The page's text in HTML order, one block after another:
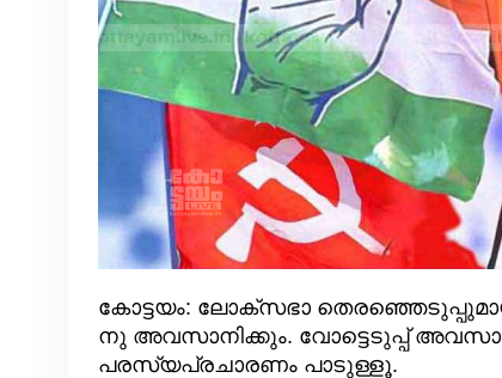
കോട്ടയം: ലോക്സഭാ
നു അവസാനിക്കും. വോട്ടെടുപ്പ്
പരസ്യപ്രചാരണം പാടുള്ളൂ.